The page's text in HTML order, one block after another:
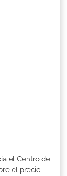
el Centro de
el precio